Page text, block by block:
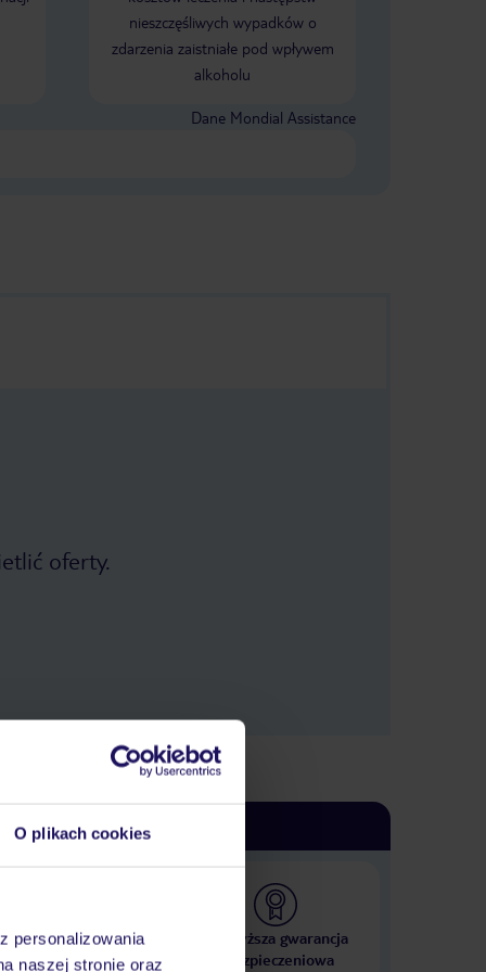
O plikach cookies
personalizowania
naszej stronie oraz
nieszczęśliwych wypadków o
zdarzenia zaistniałe pod wpływem
alkoholu
Dane Mondial Assistance
oferty.
hoteli w ponad 50
krajach
Najwyższa gwarancja
ubezpieczeniowa